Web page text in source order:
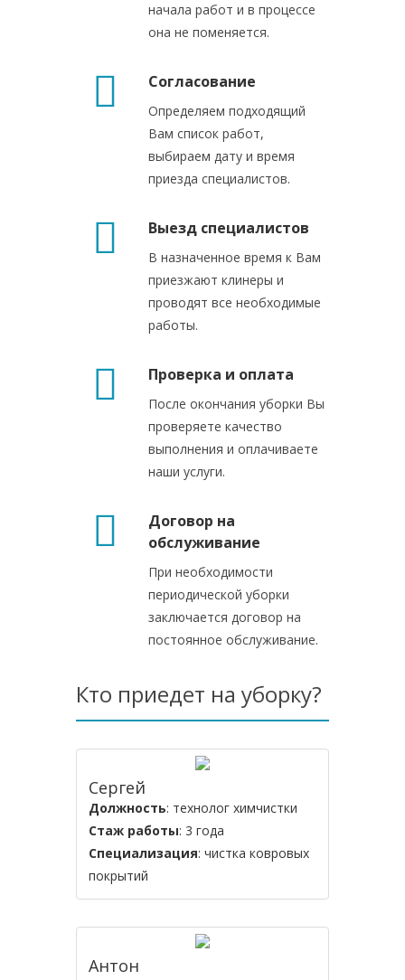
начала работ и в процессе
она не поменяется.
Согласование
Определяем подходящий
Вам список работ,
выбираем дату и время
приезда специалистов.
Выезд специалистов
В назначенное время к Вам
приезжают клинеры и
проводят все необходимые
работы.
Проверка и оплата
После окончания уборки Вы
проверяете качество
выполнения и оплачиваете
наши услуги.
Договор на
обслуживание
При необходимости
периодической уборки
заключается договор на
постоянное обслуживание.
Кто приедет на уборку?
Сергей
Должность: технолог химчистки
Стаж работы: 3 года
Специализация: чистка ковровых
покрытий
Антон